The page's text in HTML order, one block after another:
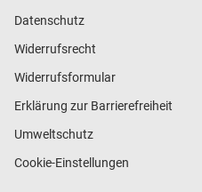
Datenschutz
Widerrufsrecht
Widerrufsformular
Erklärung zur Barrierefreiheit
Umweltschutz
Cookie-Einstellungen